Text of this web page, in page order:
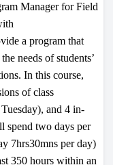
Manager for Field
a program that
needs of students’
In this course,
of class
and 4 in-
spend two days per
7hrs30mns per day)
350 hours within an